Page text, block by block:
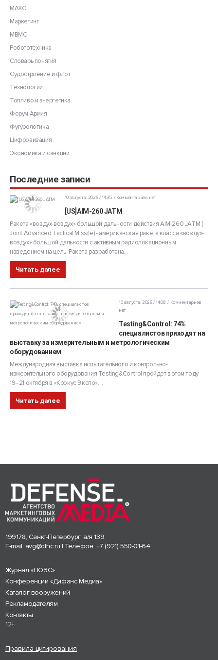
МАКС
Маркетинг
МВМС
Робототехника
Словарь понятий
Судостроение и флот
Технологии
Топливо и энергетика
Форум Армия
Футурологика
Цифровизация
Экономика и санкции
Последние записи
10 августа, 2026 / 14:35 Комментариев нет
[US]AIM-260 JATM
Ракета «воздух-воздух» большой дальности действия AIM-260 JATM (​​
Joint Advanced Tactical Missile) - американская ракета класса «воздух-
воздух» большой дальности с активным радиолокационным
наведением на цель. Ракета разработана...
Читать далее
10 августа, 2026 / 14:08
Комментариев
нет
Testing&Control: 74%
специалистов приходят на
выставку за измерительным и метрологическим
оборудованием
Международная выставка испытательного и контрольно-
измерительного оборудования Testing&Control пройдет в этом году
19–21 октября в «Крокус Экспо»....
Читать далее
199178, Санкт-Петербург, а/я 139
E-mail: avg@dfnc.ru | Телефон: +7 (921) 550-01-64
Журнал «НОЗС»
Конференции «Дифанс Медиа»
Каталог вооружений
Рекламодателям
Контакты
12+
Правила цитирования